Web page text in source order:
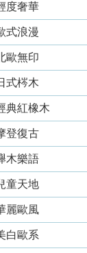
度奢華
式浪漫
歐無印
式梣木
典紅橡木
登復古
木樂語
童天地
麗歐風
白歐系